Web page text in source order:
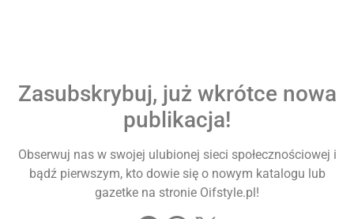
Zasubskrybuj, już wkrótce nowa
publikacja!
Obserwuj nas w swojej ulubionej sieci społecznościowej i
bądź pierwszym, kto dowie się o nowym katalogu lub
gazetke na stronie Oifstyle.pl!